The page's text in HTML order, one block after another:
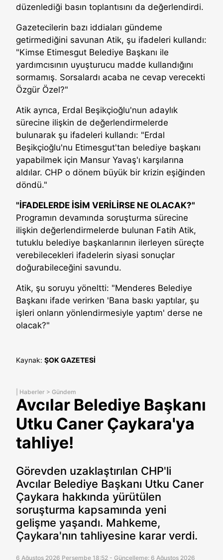
düzenlediği basın toplantısını da değerlendirdi.
Gazetecilerin bazı iddiaları gündeme
getirmediğini savunan Atik, şu ifadeleri kullandı:
"Kimse Etimesgut Belediye Başkanı ile
yardımcısının uyuşturucu madde kullandığını
sormamış. Sorsalardı acaba ne cevap verecekti
Özgür Özel?"
Atik ayrıca, Erdal Beşikçioğlu'nun adaylık
sürecine ilişkin de değerlendirmelerde
bulunarak şu ifadeleri kullandı: "Erdal
Beşikçioğlu'nu Etimesgut'tan belediye başkanı
yapabilmek için Mansur Yavaş'ı karşılarına
aldılar. CHP o dönem büyük bir krizin eşiğinden
döndü."
"İFADELERDE İSİM VERİLİRSE NE OLACAK?"
Programın devamında soruşturma sürecine
ilişkin değerlendirmelerde bulunan Fatih Atik,
tutuklu belediye başkanlarının ilerleyen süreçte
verebilecekleri ifadelerin siyasi sonuçlar
doğurabileceğini savundu.
Atik, şu soruyu yöneltti: "Menderes Belediye
Başkanı ifade verirken 'Bana baskı yaptılar, şu
işleri onların yönlendirmesiyle yaptım' derse ne
olacak?"
Kaynak: ŞOK GAZETESİ
Haberler > Gündem
Avcılar Belediye Başkanı
Utku Caner Çaykara'ya
tahliye!
Görevden uzaklaştırılan CHP'li
Avcılar Belediye Başkanı Utku Caner
Çaykara hakkında yürütülen
soruşturma kapsamında yeni
gelişme yaşandı. Mahkeme,
Çaykara'nın tahliyesine karar verdi.
6 Ağustos 2026 Perşembe 18:52 - Güncelleme: 6 Ağustos 2026